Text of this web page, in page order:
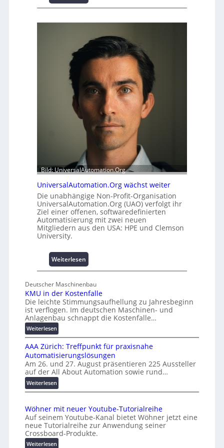
c
e
h
i
s
t
a
t
A
s
b
a
u
h
e
m
m
n
i
s
s
c
h
a
f
f
n
P
f
e
m
d
u
l
e
i
2
0
u
n
d
4
0
A
Bild: UniversalAutomation.Org
UniversalAutomation.Org wächst weiter
Die unabhängige Non-Profit-Organisation
UniversalAutomation.Org (UAO) verfolgt ihr
Ziel einer offenen, softwaredefinierten
Automatisierung mit zwei neuen
Mitgliedern aus den USA: HPE und Clemson
University.
Weiterlesen
U
i
v
e
r
l
A
u
t
m
t
i
o
Deutscher Maschinenbau
KMU in der Kostenfalle
Die leichte Stimmungsaufhellung zu Jahresbeginn
ist verflogen. Im deutschen Maschinen- und
Anlagenbau schnappt die Kostenfalle…
Weiterlesen:
K
M
U
i
n
d
e
K
o
s
t
e
AAA Zürich: Treffpunkt für praxisnahe
Automatisierungslösungen
Am 26. und 27. August präsentieren 225 Aussteller
auf der All About Automation sowie rund…
Weiterlesen:
A
A
Z
ü
r
i
Wöhner mit neuer Youtube-Tutorialreihe
Auf seinem Youtube-Kanal bietet Wöhner jetzt eine
neue Tutorialreihe zur Anwendung seiner
Crossboard-Produkte.
Weiterlesen: